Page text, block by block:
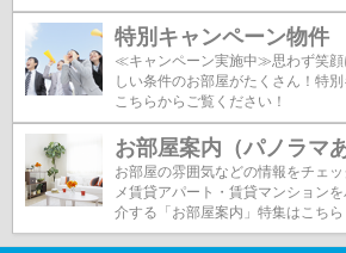
特別キャンペーン物件
≪キャンペーン実施中≫思わず笑顔
しい条件のお部屋がたくさん！特
こちらからご覧ください！
お部屋案内（パノラマ
お部屋の雰囲気などの情報をチェ
メ賃貸アパート・賃貸マンション
介する「お部屋案内」特集はこちら